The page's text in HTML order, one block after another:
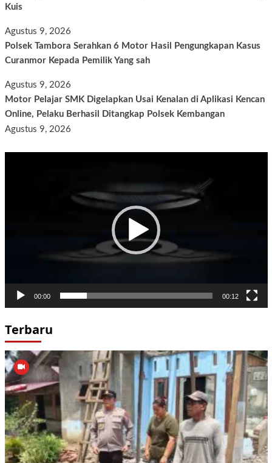
Kuis
Agustus 9, 2026
Polsek Tambora Serahkan 6 Motor Hasil Pengungkapan Kasus
Curanmor Kepada Pemilik Yang sah
Agustus 9, 2026
Motor Pelajar SMK Digelapkan Usai Kenalan di Aplikasi Kencan
Online, Pelaku Berhasil Ditangkap Polsek Kembangan
Agustus 9, 2026
00:00 00:12
Terbaru